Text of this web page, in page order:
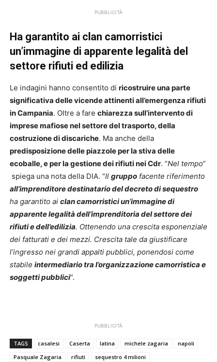
PUBBLICITÀ
Ha garantito ai clan camorristici
un’immagine di apparente legalità del
settore rifiuti ed edilizia
Le indagini hanno consentito di ricostruire una parte
significativa delle vicende attinenti all’emergenza rifiuti
in Campania. Oltre a fare chiarezza sull’intervento di
imprese mafiose nel settore del trasporto, della
costruzione di discariche. Ma anche della
predisposizione delle piazzole per la stiva delle
ecoballe, e per la gestione dei rifiuti nei Cdr. “Nel tempo”
spiega una nota della DIA. “Il gruppo facente riferimento
all’imprenditore destinatario del decreto di sequestro
ha garantito ai clan camorristici un’immagine di
apparente legalità dell’imprenditoria del settore dei
rifiuti e dell’edilizia. Ottenendo una crescita esponenziale
dei fatturati e dei mezzi. Crescita tale da giustificare
l’ingresso nei grandi appalti pubblici, ponendosi come
stabile intermediario tra l’organizzazione camorristica e
soggetti pubblici“.
PUBBLICITÀ
TAGS casalesi Caserta latina michele zagaria
napoli
Pasquale Zagaria
rifiuti sequestro 4 milioni